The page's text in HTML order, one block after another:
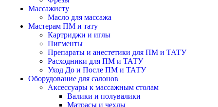
Массажисту
Масло для массажа
Мастерам ПМ и тату
Картриджи и иглы
Пигменты
Препараты и анестетики для ПМ и ТАТУ
Расходники для ПМ и ТАТУ
Уход До и После ПМ и ТАТУ
Оборудование для салонов
Аксессуары к массажным столам
Валики и полувалики
Матрасы и чехлы